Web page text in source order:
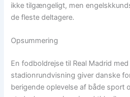
ikke tilgængeligt, men
de fleste deltagere.
Opsummering
En fodboldrejse til Real Madrid
stadionrundvisning giver danske
berigende oplevelse af både sport